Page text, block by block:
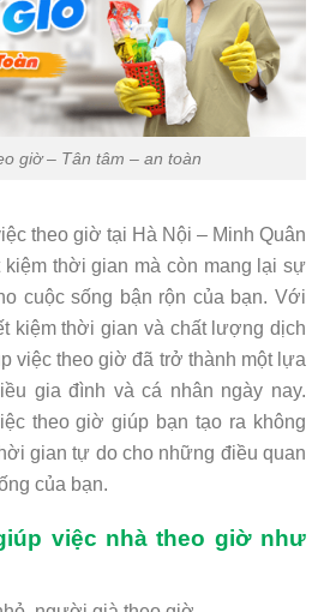
giờ – Tân tâm – an toàn
theo giờ tại Hà Nội – Minh Quân
kiệm thời gian mà còn mang lại sự
cuộc sống bận rộn của bạn. Với
kiệm thời gian và chất lượng dịch
việc theo giờ đã trở thành một lựa
gia đình và cá nhân ngày nay.
theo giờ giúp bạn tạo ra không
gian tự do cho những điều quan
của bạn.
việc nhà theo giờ như